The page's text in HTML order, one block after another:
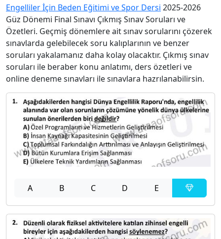
Engelliler İçin Beden Eğitimi ve Spor Dersi 2025-2026
Güz Dönemi Final Sınavı Çıkmış Sınav Soruları ve
Özetleri. Geçmiş dönemlere ait sınav sorularını çözerek
sınavlarda gelebilecek soru kalıplarının ve benzer
soruları yakalamanız daha kolay olacaktır. Çıkmış sınav
soruları ile beraber konu anlatımı, ders özetleri ve
online deneme sınavları ile sınavlara hazrılanabilirsin.
A B C D E